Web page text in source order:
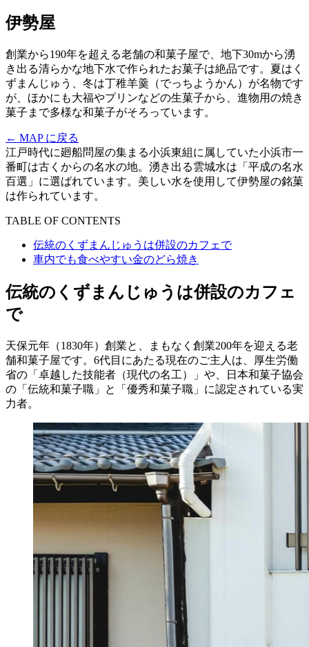
伊勢屋
創業から190年を超える老舗の和菓子屋で、地下30mから湧
き出る清らかな地下水で作られたお菓子は絶品です。夏はく
ずまんじゅう、冬は丁稚羊羹（でっちようかん）が名物です
が、ほかにも大福やプリンなどの生菓子から、進物用の焼き
菓子まで多様な和菓子がそろっています。
← MAP に戻る
江戸時代に廻船問屋の集まる小浜東組に属していた小浜市一
番町は古くからの名水の地。湧き出る雲城水は「平成の名水
百選」に選ばれています。美しい水を使用して伊勢屋の銘菓
は作られています。
TABLE OF CONTENTS
伝統のくずまんじゅうは併設のカフェで
車内でも食べやすい金のどら焼き
伝統のくずまんじゅうは併設のカフェ
で
天保元年（1830年）創業と、まもなく創業200年を迎える老
舗和菓子屋です。6代目にあたる現在のご主人は、厚生労働
省の「卓越した技能者（現代の名工）」や、日本和菓子協会
の「伝統和菓子職」と「優秀和菓子職」に認定されている実
力者。